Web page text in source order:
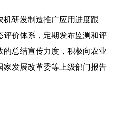
机研发制造推广应用进度跟
评价体系，定期发布监测和评
的总结宣传力度，积极向农业
家发展改革委等上级部门报告